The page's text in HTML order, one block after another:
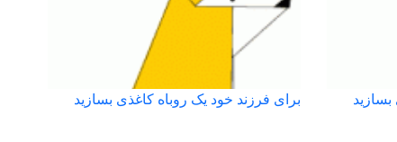
برای فرزند خود یک روباه کاغذی بسازید